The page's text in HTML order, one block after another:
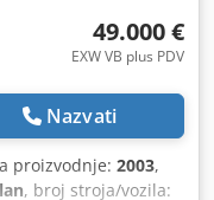
49.000 €
EXW VB plus PDV
Nazvati
proizvodnje: 2003,
, broj stroja/vozila: